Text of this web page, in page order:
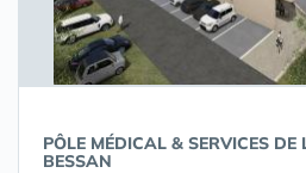
PÔLE MÉDICAL & SERVICES DE
BESSAN